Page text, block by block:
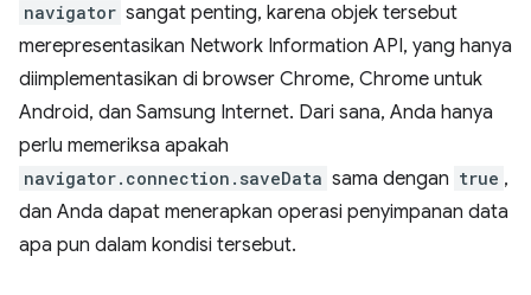
navigator sangat penting, karena objek tersebut
merepresentasikan Network Information API, yang hanya
diimplementasikan di browser Chrome, Chrome untuk
Android, dan Samsung Internet. Dari sana, Anda hanya
perlu memeriksa apakah
navigator.connection.saveData sama dengan true ,
dan Anda dapat menerapkan operasi penyimpanan data
apa pun dalam kondisi tersebut.